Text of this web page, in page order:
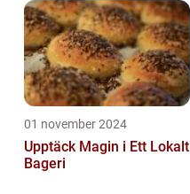
01 november 2024
Upptäck Magin i Ett Lokalt
Bageri